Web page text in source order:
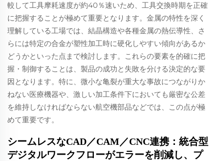
較して工具摩耗速度が約40％速いため、工具交換時期を正確
に把握することが極めて重要となります。金属の特性を深く
理解している工場では、結晶構造や各種金属の熱伝導性、さ
らには特定の合金が塑性加工時に硬化しやすい傾向があるか
どうかといった点まで検討します。これらの要素を的確に把
握・制御することは、製品の成功と失敗を分ける決定的な要
因となります。特に、微小な亀裂が重大な事故につながりか
ねない医療機器や、激しい加工条件下においても厳密な公差
を維持しなければならない航空機部品などでは、この点が極
めて重要です。
シームレスなCAD／CAM／CNC連携：統合型
デジタルワークフローがエラーを削減し、プ